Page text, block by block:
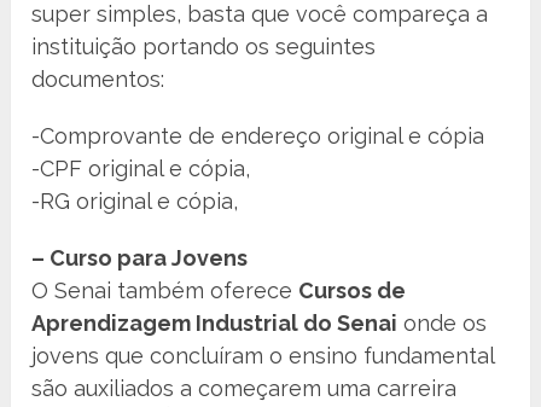
super simples, basta que você compareça a
instituição portando os seguintes
documentos:
-Comprovante de endereço original e cópia
-CPF original e cópia,
-RG original e cópia,
– Curso para Jovens
O Senai também oferece Cursos de
Aprendizagem Industrial do Senai onde os
jovens que concluíram o ensino fundamental
são auxiliados a começarem uma carreira